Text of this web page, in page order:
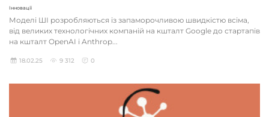
Інновації
Моделі ШІ розробляються із запаморочливою швидкістю всіма,
від великих технологічних компаній на кшталт Google до стартапів
на кшталт OpenAI і Anthrop...
18.02.25 9 312 0